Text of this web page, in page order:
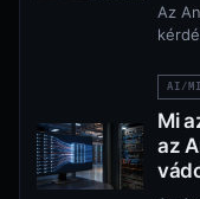
Az
AI/MI
Mi
az